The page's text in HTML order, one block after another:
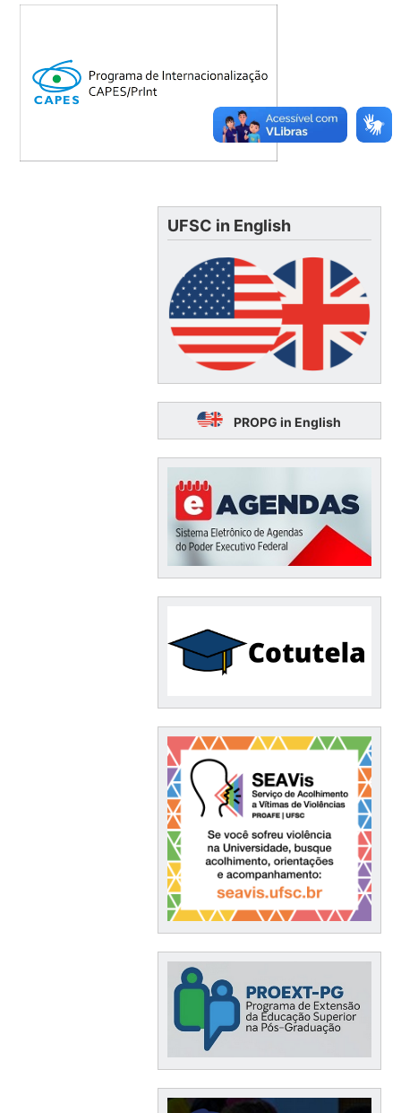
UFSC in English
PROPG in English